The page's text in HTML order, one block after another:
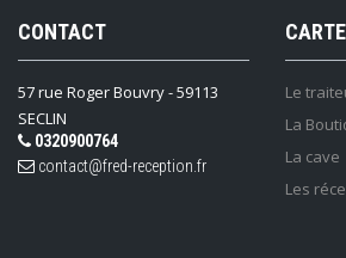
CONTACT
57 rue Roger Bouvry - 59113
SECLIN
0320900764
contact@fred-reception.fr
CARTE
Le
La
La cave
Les